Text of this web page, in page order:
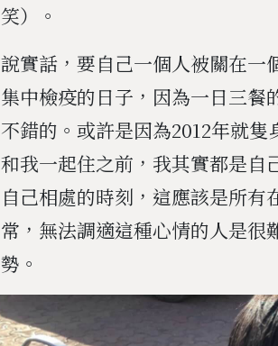
笑）。
說實話，要自己一個人被關在一
集中檢疫的日子，因為一日三餐
不錯的。或許是因為2012年就
和我一起住之前，我其實都是自
自己相處的時刻，這應該是所
常，無法調適這種心情的人是很
勢。